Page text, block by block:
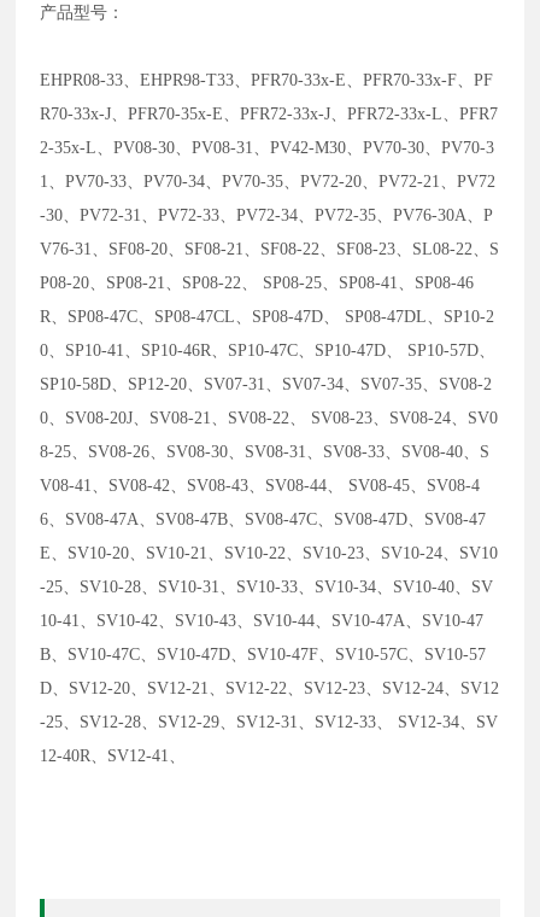
产品型号：
EHPR08-33、EHPR98-T33、PFR70-33x-E、PFR70-33x-F、PF
R70-33x-J、PFR70-35x-E、PFR72-33x-J、PFR72-33x-L、PFR7
2-35x-L、PV08-30、PV08-31、PV42-M30、PV70-30、PV70-3
1、PV70-33、PV70-34、PV70-35、PV72-20、PV72-21、PV72
-30、PV72-31、PV72-33、PV72-34、PV72-35、PV76-30A、P
V76-31、SF08-20、SF08-21、SF08-22、SF08-23、SL08-22、S
P08-20、SP08-21、SP08-22、 SP08-25、SP08-41、SP08-46
R、SP08-47C、SP08-47CL、SP08-47D、 SP08-47DL、SP10-2
0、SP10-41、SP10-46R、SP10-47C、SP10-47D、 SP10-57D、
SP10-58D、SP12-20、SV07-31、SV07-34、SV07-35、SV08-2
0、SV08-20J、SV08-21、SV08-22、 SV08-23、SV08-24、SV0
8-25、SV08-26、SV08-30、SV08-31、SV08-33、SV08-40、S
V08-41、SV08-42、SV08-43、SV08-44、 SV08-45、SV08-4
6、SV08-47A、SV08-47B、SV08-47C、SV08-47D、SV08-47
E、SV10-20、SV10-21、SV10-22、SV10-23、SV10-24、SV10
-25、SV10-28、SV10-31、SV10-33、SV10-34、SV10-40、SV
10-41、SV10-42、SV10-43、SV10-44、SV10-47A、SV10-47
B、SV10-47C、SV10-47D、SV10-47F、SV10-57C、SV10-57
D、SV12-20、SV12-21、SV12-22、SV12-23、SV12-24、SV12
-25、SV12-28、SV12-29、SV12-31、SV12-33、 SV12-34、SV
12-40R、SV12-41、